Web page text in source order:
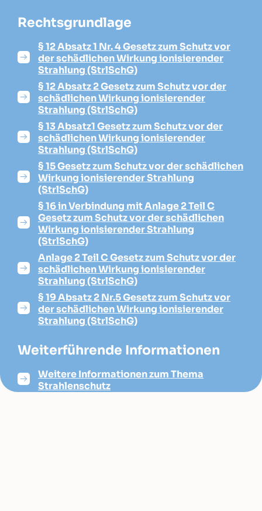
Rechtsgrundlage
§ 12 Absatz 1 Nr. 4 Gesetz zum Schutz vor
der schädlichen Wirkung ionisierender
Strahlung (StrlSchG)
§ 12 Absatz 2 Gesetz zum Schutz vor der
schädlichen Wirkung ionisierender
Strahlung (StrlSchG)
§ 13 Absatz1 Gesetz zum Schutz vor der
schädlichen Wirkung ionisierender
Strahlung (StrlSchG)
§ 15 Gesetz zum Schutz vor der schädlichen
Wirkung ionisierender Strahlung
(StrlSchG)
§ 16 in Verbindung mit Anlage 2 Teil C
Gesetz zum Schutz vor der schädlichen
Wirkung ionisierender Strahlung
(StrlSchG)
Anlage 2 Teil C Gesetz zum Schutz vor der
schädlichen Wirkung ionisierender
Strahlung (StrlSchG)
§ 19 Absatz 2 Nr.5 Gesetz zum Schutz vor
der schädlichen Wirkung ionisierender
Strahlung (StrlSchG)
Weiterführende Informationen
Weitere Informationen zum Thema
Strahlenschutz